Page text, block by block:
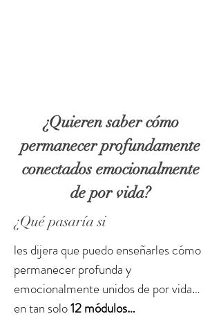
¿Quieren saber cómo
permanecer profundamente
conectados emocionalmente
de por vida?
¿Qué pasaría si
les dijera que puedo enseñarles cómo
permanecer profunda y
emocionalmente unidos de por vida…
en tan solo12 módulos…